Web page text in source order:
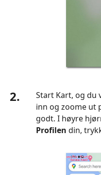
2.
Start Kart, og du
inn og zoome ut
godt. I høyre
Profilen din,